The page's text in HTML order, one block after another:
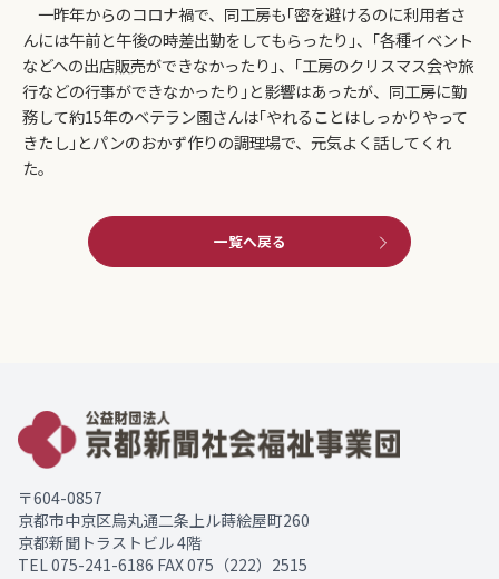
一昨年からのコロナ禍で、同工房も｢密を避けるのに利用者さ
んには午前と午後の時差出勤をしてもらったり｣、｢各種イベント
などへの出店販売ができなかったり｣、｢工房のクリスマス会や旅
行などの行事ができなかったり｣と影響はあったが、同工房に勤
務して約15年のベテラン園さんは｢やれることはしっかりやって
きたし｣とパンのおかず作りの調理場で、元気よく話してくれ
た。
一覧へ戻る
〒604-0857
京都市中京区烏丸通二条上ル蒔絵屋町260
京都新聞トラストビル 4階
TEL075-241-6186 FAX 075（222）2515